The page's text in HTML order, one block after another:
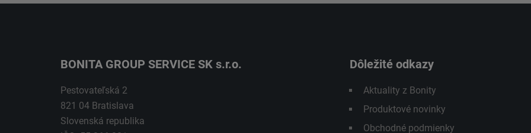
BONITA GROUP SERVICE SK s.r.o.
Pestovateľská 2
821 04 Bratislava
Slovenská republika
Dôležité odkazy
Aktuality z Bonity
Produktové novinky
Obchodné podmienky